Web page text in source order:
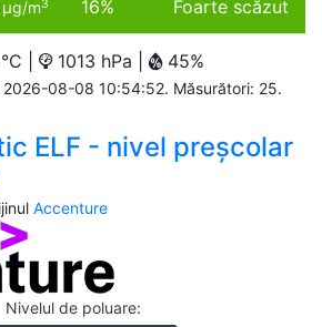
µg/m3 16% Foarte scăzut
| 1013 hPa | 45%
2026-08-08 10:54:52. Măsurători: 25.
ELF - nivel preșcolar
Accenture
Nivelul de poluare: